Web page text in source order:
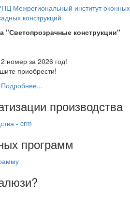
"Светопрозрачные конструкции"
номер за 2026 год!
приобрести!
Подробнее...
производства
программ